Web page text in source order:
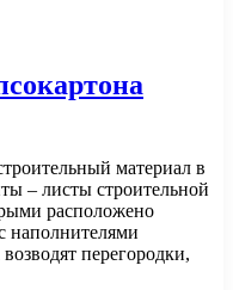
материал в
– листы строительной
расположено
наполнителями
перегородки,